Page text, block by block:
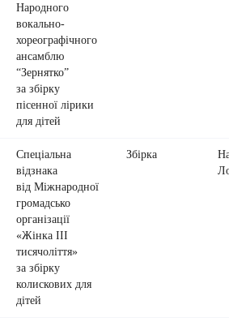
Народного
вокально-
хореографічного
ансамблю
“Зернятко”
за збірку
пісенної лірики
для дітей
Спеціальна
відзнака
від Міжнародної
громадсько
організації
«Жінка ІІІ
тисячоліття»
за збірку
колискових для
дітей
Збірка